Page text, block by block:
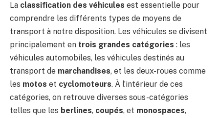
La classification des véhicules est essentielle pour
comprendre les différents types de moyens de
transport à notre disposition. Les véhicules se divisent
principalement en trois grandes catégories : les
véhicules automobiles, les véhicules destinés au
transport de marchandises, et les deux-roues comme
les motos et cyclomoteurs. À l’intérieur de ces
catégories, on retrouve diverses sous-catégories
telles que les berlines, coupés, et monospaces,